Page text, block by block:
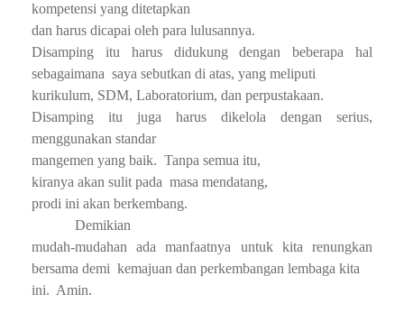
kompetensi yang ditetapkan
dan harus dicapai oleh para lulusannya.
Disamping itu harus didukung dengan beberapa hal
sebagaimana saya sebutkan di atas, yang meliputi
kurikulum, SDM, Laboratorium, dan perpustakaan.
Disamping itu juga harus dikelola dengan serius,
menggunakan standar
mangemen yang baik. Tanpa semua itu,
kiranya akan sulit pada masa mendatang,
prodi ini akan berkembang.
Demikian
mudah-mudahan ada manfaatnya untuk kita renungkan
bersama demi kemajuan dan perkembangan lembaga kita
ini. Amin.